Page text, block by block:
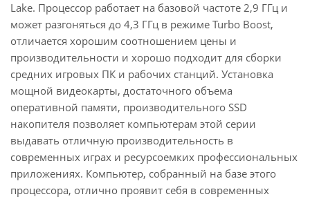
Lake. Процессор работает на базовой частоте 2,9 ГГц и
может разгоняться до 4,3 ГГц в режиме Turbo Boost,
отличается хорошим соотношением цены и
производительности и хорошо подходит для сборки
средних игровых ПК и рабочих станций. Установка
мощной видеокарты, достаточного объема
оперативной памяти, производительного SSD
накопителя позволяет компьютерам этой серии
выдавать отличную производительность в
современных играх и ресурсоемких профессиональных
приложениях. Компьютер, собранный на базе этого
процессора, отлично проявит себя в современных